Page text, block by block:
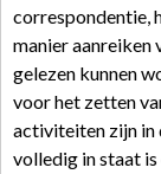
correspondentie,
manier aanreiken
gelezen kunnen
voor het zetten
activiteiten zijn in
volledig in staat